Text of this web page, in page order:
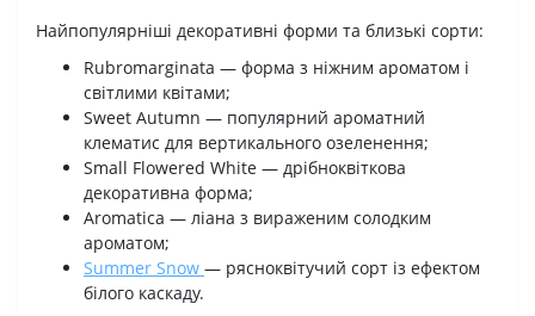
Найпопулярніші декоративні форми та близькі сорти:
Rubromarginata — форма з ніжним ароматом і
світлими квітами;
Sweet Autumn — популярний ароматний
клематис для вертикального озеленення;
Small Flowered White — дрібноквіткова
декоративна форма;
Aromatica — ліана з вираженим солодким
ароматом;
Summer Snow — рясноквітучий сорт із ефектом
білого каскаду.